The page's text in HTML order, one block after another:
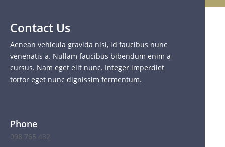
Contact Us
Aenean vehicula gravida nisi, id faucibus nunc
venenatis a. Nullam faucibus bibendum enim a
cursus. Nam eget elit nunc. Integer imperdiet
tortor eget nunc dignissim fermentum.
Phone
098 765 432